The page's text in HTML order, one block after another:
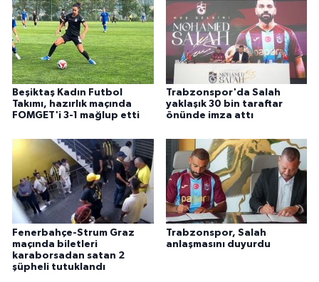
Beşiktaş Kadın Futbol
Takımı, hazırlık maçında
FOMGET'i 3-1 mağlup etti
Trabzonspor'da Salah
yaklaşık 30 bin taraftar
önünde imza attı
Fenerbahçe-Strum Graz
maçında biletleri
karaborsadan satan 2
şüpheli tutuklandı
Trabzonspor, Salah
anlaşmasını duyurdu